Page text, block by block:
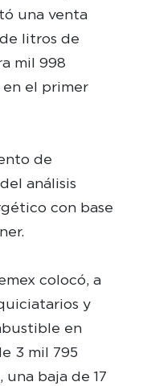
una venta
litros de
mil 998
el primer
de
análisis
con base
colocó, a
y
en
3 mil 795
baja de 17